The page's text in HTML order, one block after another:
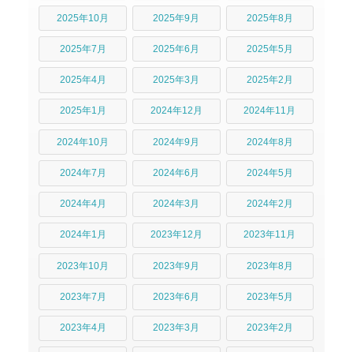
2025年10月 2025年9月 2025年8月
2025年7月 2025年6月 2025年5月
2025年4月 2025年3月 2025年2月
2025年1月 2024年12月 2024年11月
2024年10月 2024年9月 2024年8月
2024年7月 2024年6月 2024年5月
2024年4月 2024年3月 2024年2月
2024年1月 2023年12月 2023年11月
2023年10月 2023年9月 2023年8月
2023年7月 2023年6月 2023年5月
2023年4月 2023年3月 2023年2月